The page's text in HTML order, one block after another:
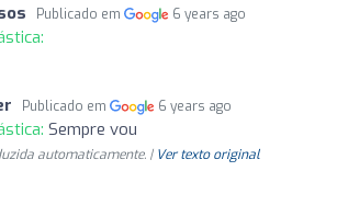
Publicado em 6 years ago
Publicado em 6 years ago
Sempre vou
automaticamente. | Ver texto original